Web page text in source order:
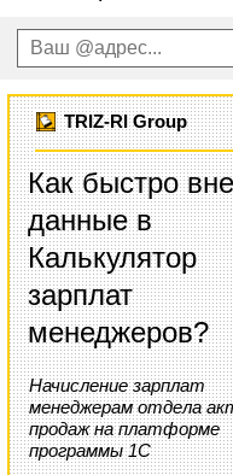
TRIZ-RI Group
Как быстро
данные в
Калькулятор
зарплат
менеджеров?
Начисление зарплат
менеджерам отдела
продаж на платформе
программы 1С